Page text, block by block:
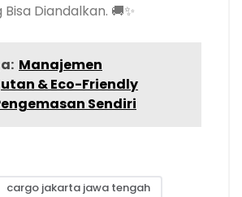
Diandalkan. 🚚✨
Manajemen
& Eco-Friendly
Sendiri
cargo jakarta jawa tengah